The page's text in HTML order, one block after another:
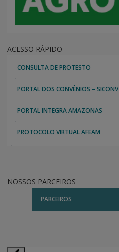
ACESSO RÁPIDO
CONSULTA DE PROTESTO
PORTAL DOS CONVÊNIOS – SICONV
PORTAL INTEGRA AMAZONAS
PROTOCOLO VIRTUAL AFEAM
NOSSOS PARCEIROS
PARCEIROS